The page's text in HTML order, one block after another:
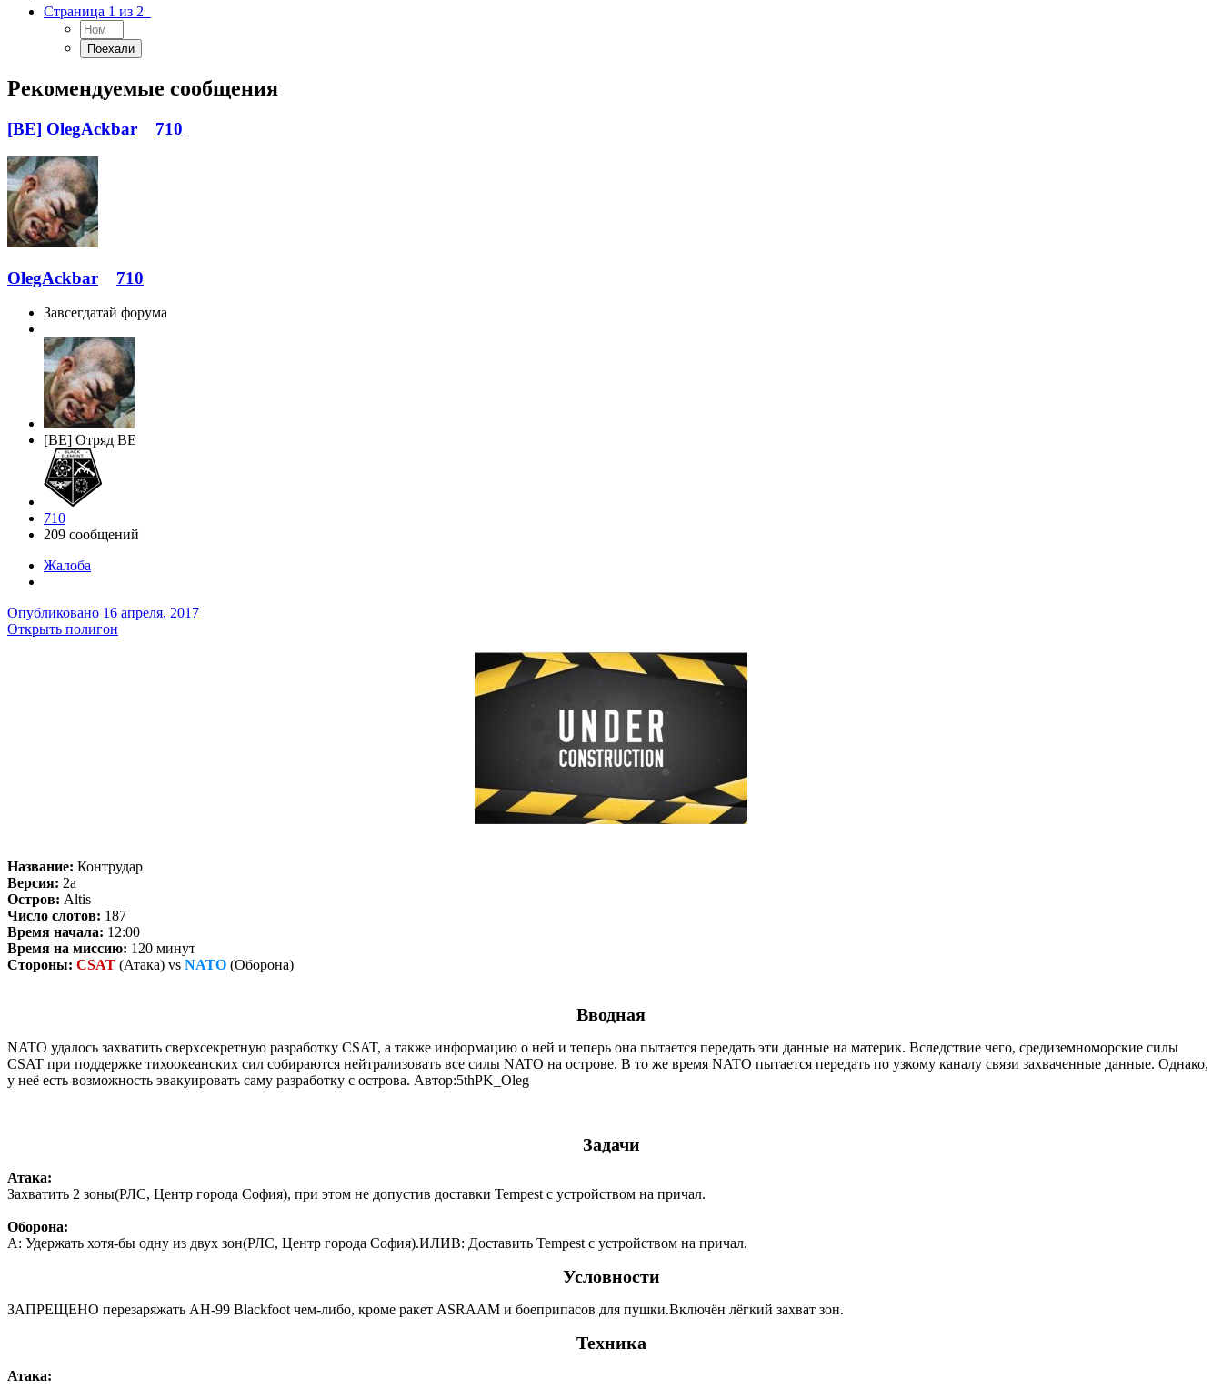
Страница 1 из 2
Рекомендуемые сообщения
[BE] OlegAckbar 710
OlegAckbar 710
Завсегдатай форума
[BE] Отряд BE
710
209 сообщений
Жалоба
Опубликовано 16 апреля, 2017
Открыть полигон
Название: Контрудар
Версия: 2a
Остров: Altis
Число слотов: 187
Время начала: 12:00
Время на миссию: 120 минут
Стороны: CSAT (Атака) vs NATO (Оборона)
Вводная
NATO удалось захватить сверхсекретную разработку CSAT, а также информацию о ней и теперь она пытается передать эти данные на материк. Вследствие чего, средиземноморские силы
CSAT при поддержке тихоокеанских сил собираются нейтрализовать все силы NATO на острове. В то же время NATO пытается передать по узкому каналу связи захваченные данные. Однако,
у неё есть возможность эвакуировать саму разработку с острова. Автор:5thPK_Oleg
Задачи
Атака:
Захватить 2 зоны(РЛС, Центр города София), при этом не допустив доставки Tempest с устройством на причал.
Оборона:
A: Удержать хотя-бы одну из двух зон(РЛС, Центр города София).ИЛИB: Доставить Tempest с устройством на причал.
Условности
ЗАПРЕЩЕНО перезаряжать AH-99 Blackfoot чем-либо, кроме ракет ASRAAM и боеприпасов для пушки.Включён лёгкий захват зон.
Техника
Атака: